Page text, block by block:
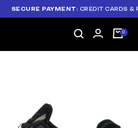
SECURE PAYMENT: CREDIT CARDS &